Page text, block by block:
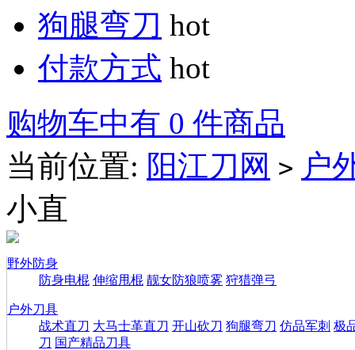
狗腿弯刀 hot
付款方式 hot
购物车中有 0 件商品
当前位置: 阳江刀网 > 户
小直
野外防身
防身电棍 伸缩甩棍 靓女防狼喷雾 狩猎弹弓
户外刀具
战术直刀 大马士革直刀 开山砍刀 狗腿弯刀 仿品军刺 极
刀 国产精品刀具